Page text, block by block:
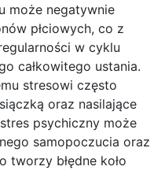
może negatywnie
płciowych, co z
w cyklu
całkowitego ustania.
stresowi często
oraz nasilające
psychiczny może
samopoczucia oraz
tworzy błędne koło